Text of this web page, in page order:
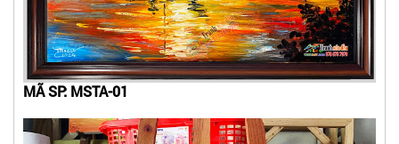
MÃ SP: MSTA-01